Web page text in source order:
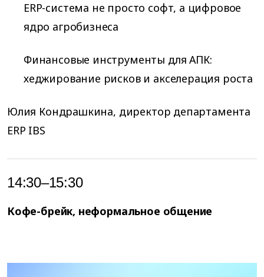
ERP-система не просто софт, а цифровое
ядро агробизнеса
Финансовые инструменты для АПК:
хеджирование рисков и акселерация роста
Юлия Кондрашкина, директор департамента
ERP IBS
14:30–15:30
Кофе-брейк, неформальное общение